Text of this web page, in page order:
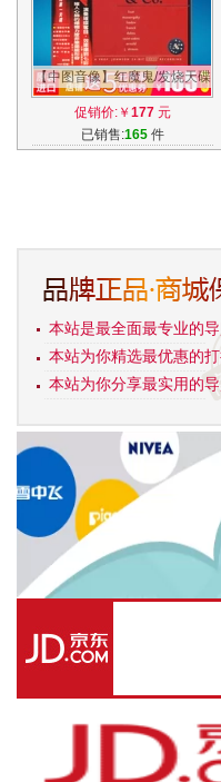
【中图音像】红魔鬼/发烧天碟
MEPHISTO 进口原装CD
RR82CD
促销价:￥ 177元
已销售:165件
本站是最全面最专业的
本站为你精选最优惠的
本站为你分享最实用的